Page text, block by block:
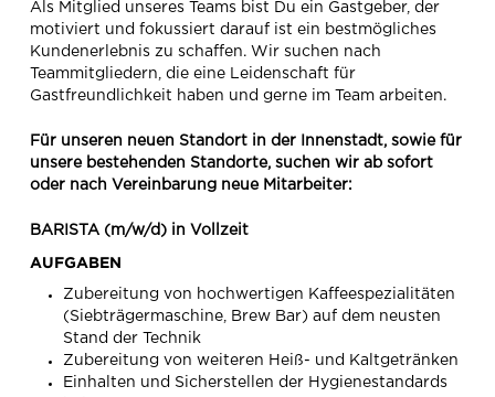
Als Mitglied unseres Teams bist Du ein Gastgeber, der
motiviert und fokussiert darauf ist ein bestmögliches
Kundenerlebnis zu schaffen. Wir suchen nach
Teammitgliedern, die eine Leidenschaft für
Gastfreundlichkeit haben und gerne im Team arbeiten.
Für unseren neuen Standort in der Innenstadt, sowie für
unsere bestehenden Standorte, suchen wir ab sofort
oder nach Vereinbarung neue Mitarbeiter:
BARISTA (m/w/d) in Vollzeit
AUFGABEN
Zubereitung von hochwertigen Kaffeespezialitäten
(Siebträgermaschine, Brew Bar) auf dem neusten
Stand der Technik
Zubereitung von weiteren Heiß- und Kaltgetränken
Einhalten und Sicherstellen der Hygienestandards